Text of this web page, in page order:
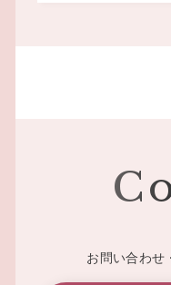
お問い合わせ